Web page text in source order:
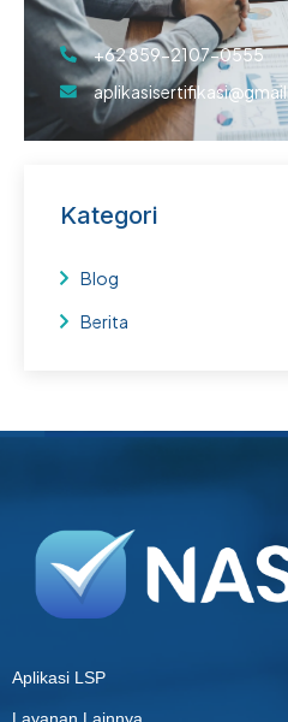
+62 859-2107-0555
aplikasisertifikasi@gmail.
Kategori
Blog
Berita
Aplikasi LSP